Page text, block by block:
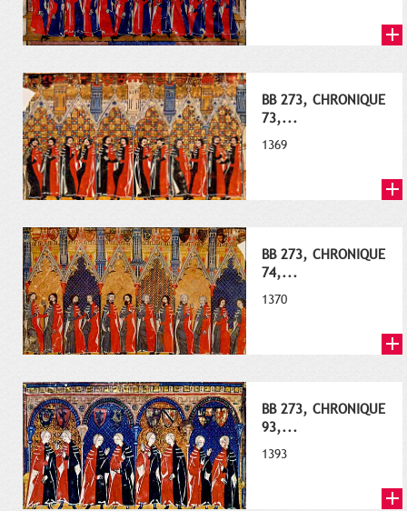
BB 273, CHRONIQUE
73,...
1369
BB 273, CHRONIQUE
74,...
1370
BB 273, CHRONIQUE
93,...
1393